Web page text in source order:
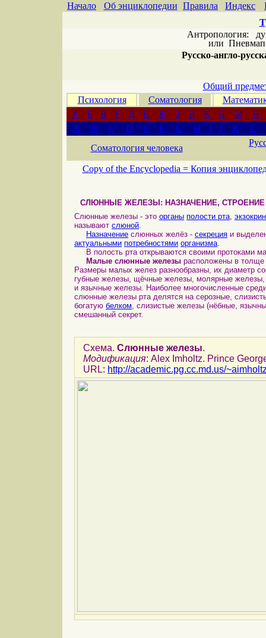
Начало Об энциклопедии Правила Индекс
Антропология:
или
Русско-англо-
Общий
Психология
Соматология
А
Б В Г Д Е Ж З И К Л М
Н
A
B C D E F G H I J K
L
Соматология человека
Copy of the Encyclopedia = Копия
СЛЮННЫЕ ЖЕЛЕЗЫ: НАЗНАЧЕНИЕ, СТРОЕНИЕ
Слюнные железы - это органы полости рта,
называют слюной.
Назначение слюнных желёз - секреция и
актуальными потребностями организма.
В полость рта открываются своими протоками
Малые слюнные железы расположены в толще
Размеры малых желез разнообразны, их диаметр
губные железы, щёчные железы, молярные железы,
и язычные железы. Наиболее многочисленные
слюнные железы рта делятся на серозные,
богатую белком, слизистые железы (нёбные,
смешанный секрет.
Схема. Слюнные железы.
Модификация: Alex Imholtz. Prince
URL: http://academic.pg.cc.md.us/